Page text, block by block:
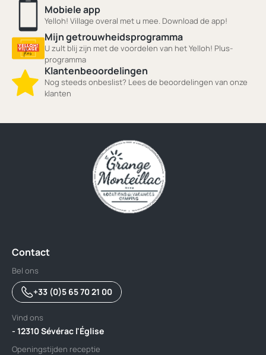
Mobiele app
Yelloh! Village overal met u mee. Download de app!
Mijn getrouwheidsprogramma
U zult blij zijn met de voordelen van het Yelloh! Plus-
programma
Klantenbeoordelingen
Nog steeds onbeslist? Lees de beoordelingen van onze
klanten
Contact
Bel ons
+33 (0)5 65 70 21 00
Vind ons
- 12310 Sévérac l'Église
Openingstijden receptie